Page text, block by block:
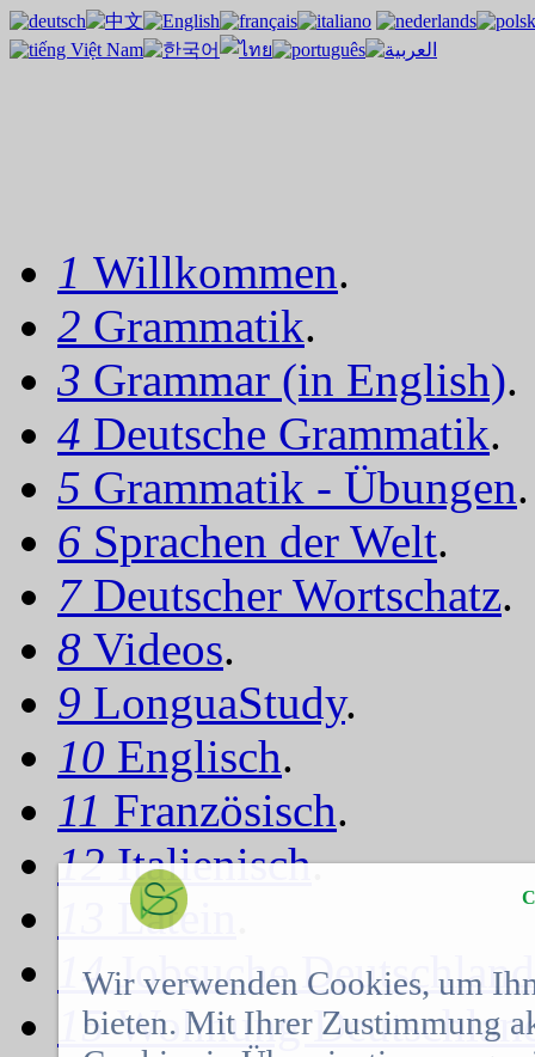
1 Willkommen.
2 Grammatik.
3 Grammar (in English).
4 Deutsche Grammatik.
5 Grammatik - Übungen.
6 Sprachen der Welt.
7 Deutscher Wortschatz.
8 Videos.
9 LonguaStudy.
10 Englisch.
11 Französisch.
12Italienisch.
Latein
14Jobsuche Deutschland
15Wohnung
Wir verwenden Cookies, um
bieten. Mit Ihrer Zustimmung